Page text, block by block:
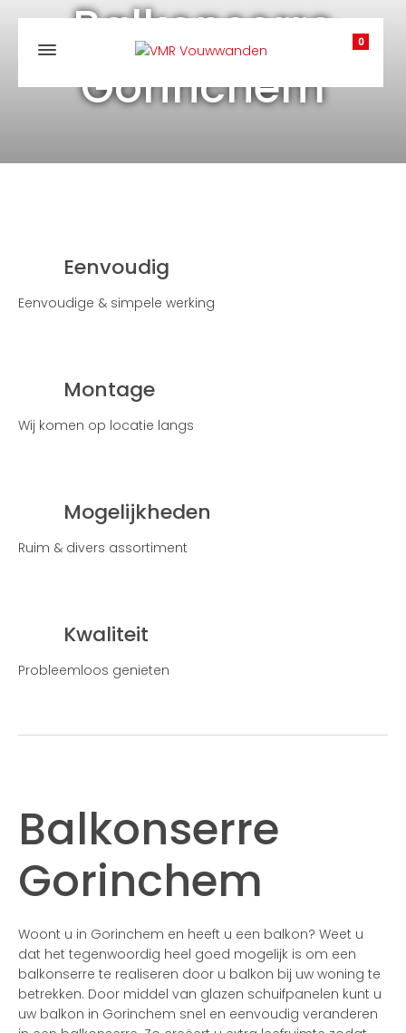
0
Balkonserre
Gorinchem
Eenvoudig
Eenvoudige & simpele werking
Montage
Wij komen op locatie langs
Mogelijkheden
Ruim & divers assortiment
Kwaliteit
Probleemloos genieten
Balkonserre
Gorinchem
Woont u in Gorinchem en heeft u een balkon? Weet u
dat het tegenwoordig heel goed mogelijk is om een
balkonserre te realiseren door u balkon bij uw woning te
betrekken. Door middel van glazen schuifpanelen kunt u
uw balkon in Gorinchem snel en eenvoudig veranderen